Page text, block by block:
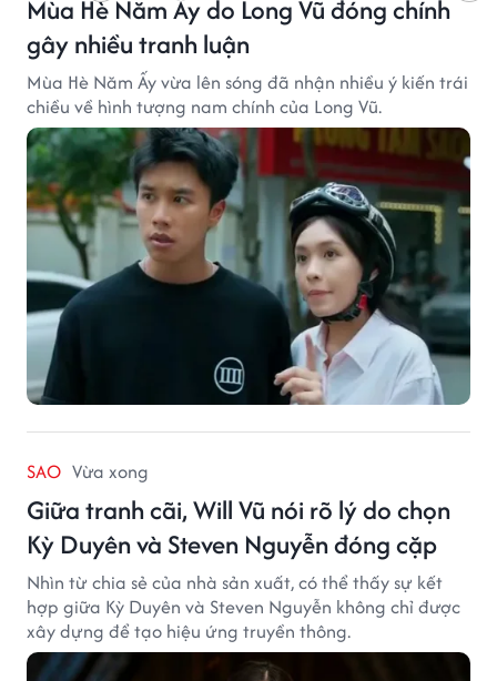
Mùa Hè Năm Ấy do Long Vũ đóng chính
gây nhiều tranh luận
Mùa Hè Năm Ấy vừa lên sóng đã nhận nhiều ý kiến trái
chiều về hình tượng nam chính của Long Vũ.
SAO Vừa xong
Giữa tranh cãi, Will Vũ nói rõ lý do chọn
Kỳ Duyên và Steven Nguyễn đóng cặp
Nhìn từ chia sẻ của nhà sản xuất, có thể thấy sự kết
hợp giữa Kỳ Duyên và Steven Nguyễn không chỉ được
xây dựng để tạo hiệu ứng truyền thông.